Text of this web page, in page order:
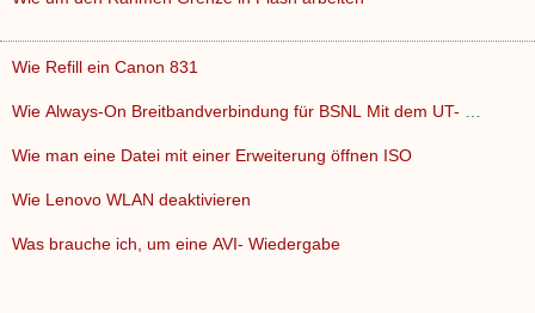
Wie Refill ein Canon 831
Wie man eine Datei mit einer Erweiterung öffnen ISO
Wie Lenovo WLAN deaktivieren
Was brauche ich, um eine AVI- Wiedergabe